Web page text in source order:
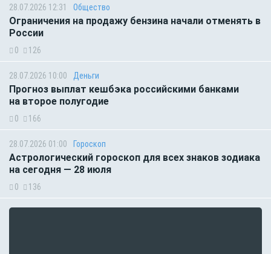
28.07.2026 12:31 Общество
Ограничения на продажу бензина начали отменять в
России
0 126
28.07.2026 10:00 Деньги
Прогноз выплат кешбэка российскими банками
на второе полугодие
0 166
28.07.2026 01:00 Гороскоп
Астрологический гороскоп для всех знаков зодиака
на сегодня — 28 июля
0 136